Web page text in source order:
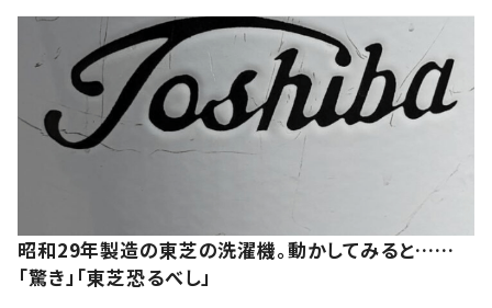
昭和29年製造の東芝の洗濯機。動かしてみると……
「驚き」「東芝恐るべし」